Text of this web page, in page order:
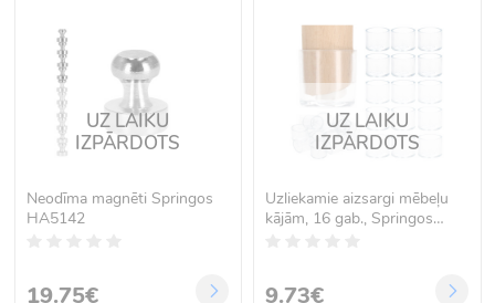
UZ LAIKU
IZPĀRDOTS
Neodīma magnēti Springos
HA5142
19.75€
UZ LAIKU
IZPĀRDOTS
Uzliekamie aizsargi mēbeļu
kājām, 16 gab., Springos
9.73€